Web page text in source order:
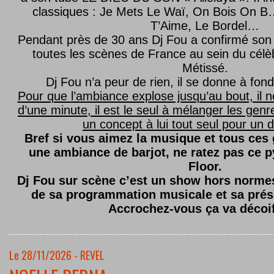
classiques : Je Mets Le Waï, On Bois On
T’Aime, Le Bordel…
Pendant près de 30 ans Dj Fou a confirmé son
toutes les scènes de France au sein du
Métissé.
Dj Fou n’a peur de rien, il se donne à
Pour que l’ambiance explose jusqu’au bout, il
d’une minute, il est le seul à mélanger les
un concept à lui tout seul pour un
Bref si vous aimez la musique et tous ces
une ambiance de barjot, ne ratez pas ce
Floor.
Dj Fou sur scène c’est un show hors
de sa programmation musicale et sa
Accrochez-vous ça va
Le 28/11/2026 - REVEL